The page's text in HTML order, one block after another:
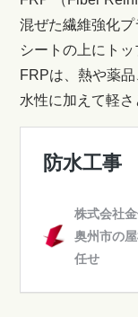
混ぜた繊維強化
シートの上にトッ
FRPは、熱や薬
水性に加えて軽さ